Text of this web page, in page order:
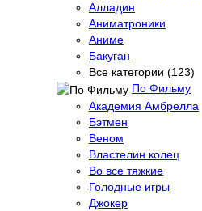
Алладин
Аниматроники
Аниме
Бакуган
Все категории (123)
По Фильму
Академия Амбрелла
Бэтмен
Веном
Властелин колец
Во все тяжкие
Голодные игры
Джокер